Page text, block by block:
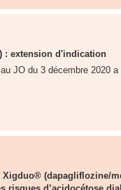
: extension d'indication
JO du 3 décembre 2020
(dapagliflozine/